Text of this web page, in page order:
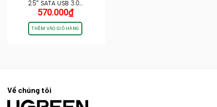
2.5″ SATA USB 3.0…
570.000₫
THÊM VÀO GIỎ HÀNG
Về chúng tôi